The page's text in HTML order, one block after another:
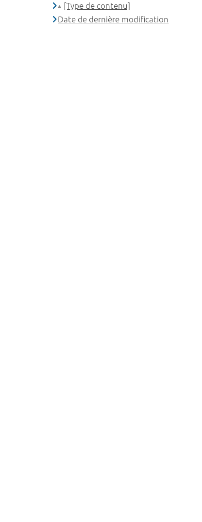
[Type de contenu]
Date de dernière modification